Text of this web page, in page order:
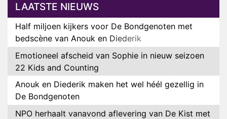
LAATSTE NIEUWS
Half miljoen kijkers voor De Bondgenoten met
bedscène van Anouk en Diederik
Emotioneel afscheid van Sophie in nieuw seizoen
22 Kids and Counting
Anouk en Diederik maken het wel héél gezellig in
De Bondgenoten
NPO herhaalt vanavond aflevering van De Kist met